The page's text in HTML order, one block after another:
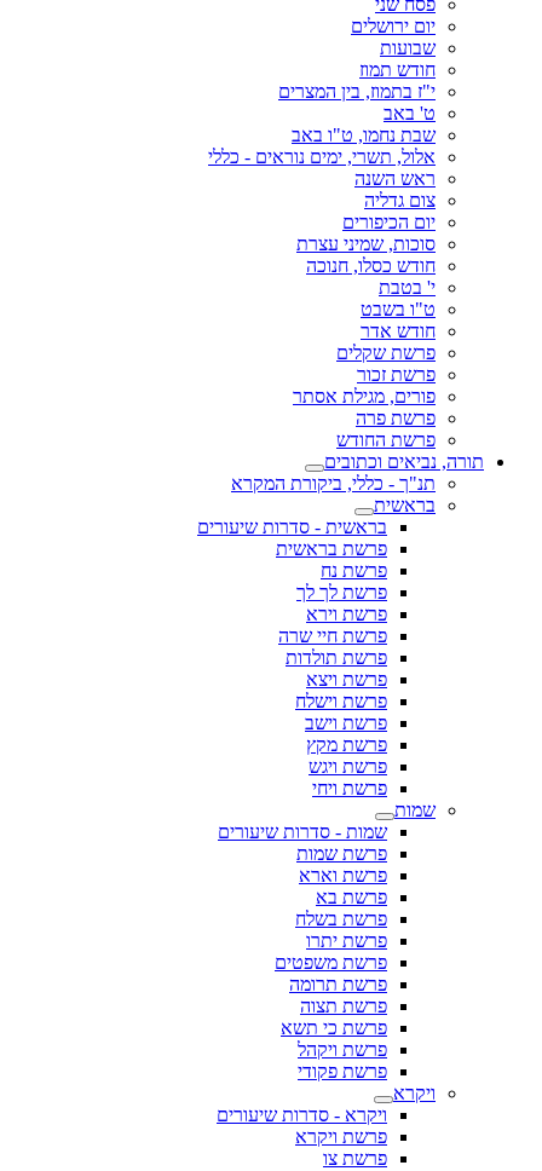
פסח שני
יום ירושלים
שבועות
חודש תמוז
י"ז בתמוז, בין המצרים
ט' באב
שבת נחמו, ט"ו באב
אלול, תשרי, ימים נוראים - כללי
ראש השנה
צום גדליה
יום הכיפורים
סוכות, שמיני עצרת
חודש כסלו, חנוכה
י' בטבת
ט"ו בשבט
חודש אדר
פרשת שקלים
פרשת זכור
פורים, מגילת אסתר
פרשת פרה
פרשת החודש
תורה, נביאים וכתובים
תנ"ך - כללי, ביקורת המקרא
בראשית
בראשית - סדרות שיעורים
פרשת בראשית
פרשת נח
פרשת לך לך
פרשת וירא
פרשת חיי שרה
פרשת תולדות
פרשת ויצא
פרשת וישלח
פרשת וישב
פרשת מקץ
פרשת ויגש
פרשת ויחי
שמות
שמות - סדרות שיעורים
פרשת שמות
פרשת וארא
פרשת בא
פרשת בשלח
פרשת יתרו
פרשת משפטים
פרשת תרומה
פרשת תצוה
פרשת כי תשא
פרשת ויקהל
פרשת פקודי
ויקרא
ויקרא - סדרות שיעורים
פרשת ויקרא
פרשת צו